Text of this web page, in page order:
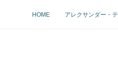
HOME アレクサンダー・